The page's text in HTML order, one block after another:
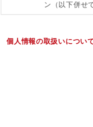
個人情報の取扱いについ